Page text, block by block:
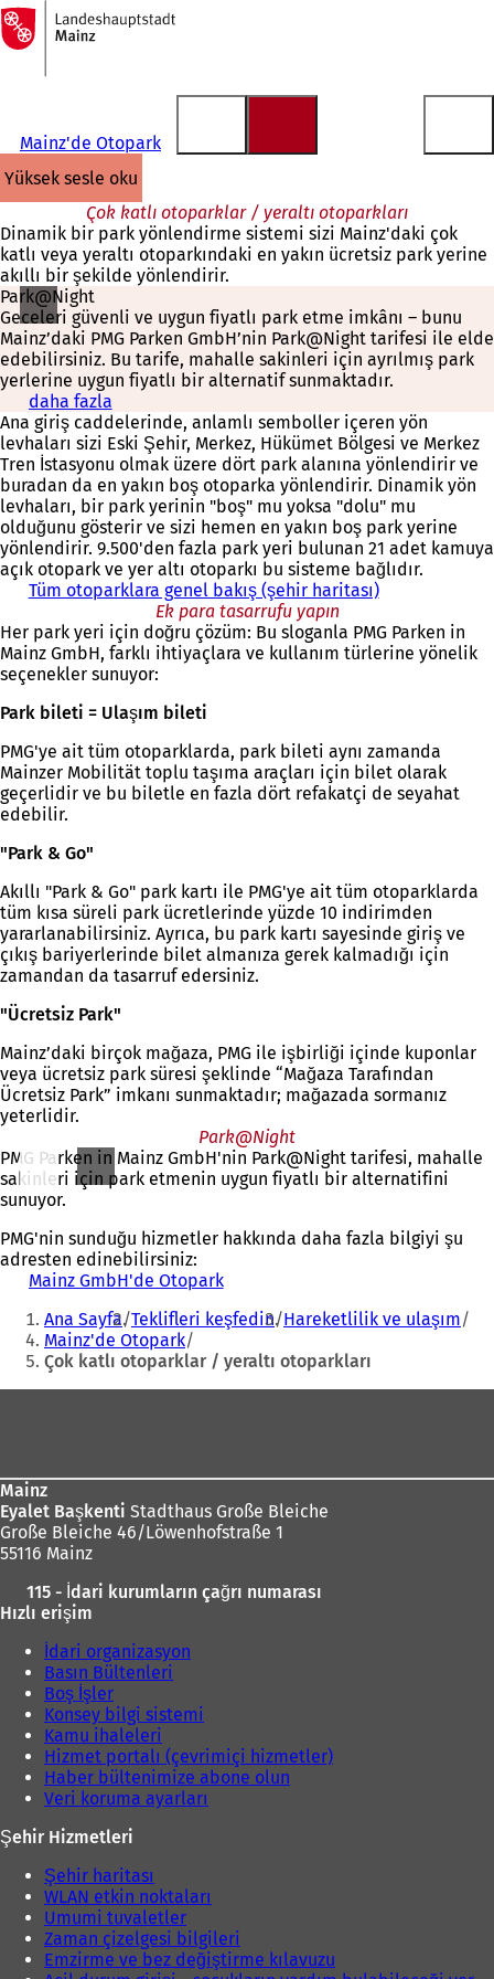
İçeriğe atla
Ana
sayfaya
Mainz'de Otopark
yüksek sesle oku
Çok katlı otoparklar / yeraltı otoparkları
Dinamik bir park yönlendirme sistemi sizi Mainz'daki çok
katlı veya yeraltı otoparkındaki en yakın ücretsiz park yerine
akıllı bir şekilde yönlendirir.
Park@Night
Geceleri güvenli ve uygun fiyatlı park etme imkânı – bunu
Mainz’daki PMG Parken GmbH’nin Park@Night tarifesi ile elde
edebilirsiniz. Bu tarife, mahalle sakinleri için ayrılmış park
yerlerine uygun fiyatlı bir alternatif sunmaktadır.
daha fazla
Y
e
n
i
b
i
r
s
e
m
e
d
a
ı
l
ı
Ana giriş caddelerinde, anlamlı semboller içeren yön
levhaları sizi Eski Şehir, Merkez, Hükümet Bölgesi ve Merkez
Tren İstasyonu olmak üzere dört park alanına yönlendirir ve
buradan da en yakın boş otoparka yönlendirir. Dinamik yön
levhaları, bir park yerinin "boş" mu yoksa "dolu" mu
olduğunu gösterir ve sizi hemen en yakın boş park yerine
yönlendirir. 9.500'den fazla park yeri bulunan 21 adet kamuya
açık otopark ve yer altı otoparkı bu sisteme bağlıdır.
Tüm otoparklara genel bakış (şehir haritası)
Ek para tasarrufu yapın
Her park yeri için doğru çözüm: Bu sloganla PMG Parken in
Mainz GmbH, farklı ihtiyaçlara ve kullanım türlerine yönelik
seçenekler sunuyor:
Park bileti = Ulaşım bileti
PMG'ye ait tüm otoparklarda, park bileti aynı zamanda
Mainzer Mobilität toplu taşıma araçları için bilet olarak
geçerlidir ve bu biletle en fazla dört refakatçi de seyahat
edebilir.
"Park & Go"
Akıllı "Park & Go" park kartı ile PMG'ye ait tüm otoparklarda
tüm kısa süreli park ücretlerinde yüzde 10 indirimden
yararlanabilirsiniz. Ayrıca, bu park kartı sayesinde giriş ve
çıkış bariyerlerinde bilet almanıza gerek kalmadığı için
zamandan da tasarruf edersiniz.
"Ücretsiz Park"
Mainz’daki birçok mağaza, PMG ile işbirliği içinde kuponlar
veya ücretsiz park süresi şeklinde “Mağaza Tarafından
Ücretsiz Park” imkanı sunmaktadır; mağazada sormanız
yeterlidir.
Park@Night
PMG Parken in Mainz GmbH'nin Park@Night tarifesi, mahalle
sakinleri için park etmenin uygun fiyatlı bir alternatifini
sunuyor.
PMG'nin sunduğu hizmetler hakkında daha fazla bilgiyi şu
adresten edinebilirsiniz:
Mainz GmbH'de Otopark(
e
i
b
m
e
a
Buradasınız:
Ana Sayfa Teklifleri keşfedin Hareketlilik ve ulaşım
Mainz'de Otopark
Çok katlı otoparklar / yeraltı otoparkları
Mainz
Eyalet Başkenti Stadthaus Große Bleiche
Große Bleiche 46/Löwenhofstraße 1
55116 Mainz
115 - İdari kurumların çağrı numarası
Hızlı erişim
İdari organizasyon
Basın Bültenleri
Boş İşler
Konsey bilgi sistemi
Kamu ihaleleri
Hizmet portalı (çevrimiçi hizmetler)
Haber bültenimize abone olun
Veri koruma ayarları
Şehir Hizmetleri
Şehir haritası
WLAN etkin noktaları
Umumi tuvaletler
Zaman çizelgesi bilgileri
Emzirme ve bez değiştirme kılavuzu